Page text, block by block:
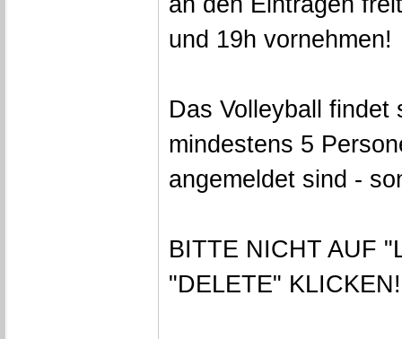
und 19h vornehmen!
Das Volleyball findet
mindestens 5
angemeldet sind -
BITTE NICHT AUF
"DELETE" KLICKEN!